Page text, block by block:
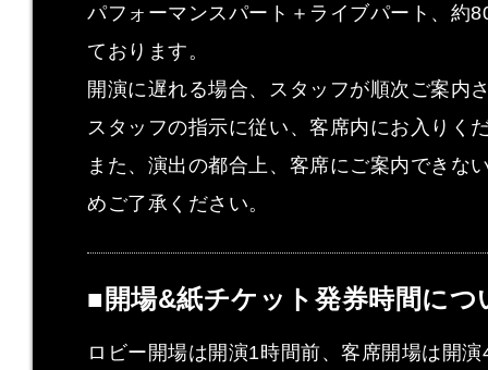
パフォーマンスパート＋ライブパート、約
ております。
開演に遅れる場合、スタッフが順次ご案内
スタッフの指示に従い、客席内にお入りく
また、演出の都合上、客席にご案内できな
めご了承ください。
■開場&紙チケット発券時間につ
ロビー開場は開演1時間前、客席開場は開